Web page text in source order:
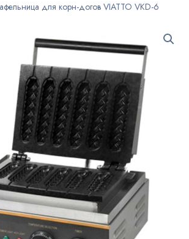
для корн-догов VIATTO VKD-6